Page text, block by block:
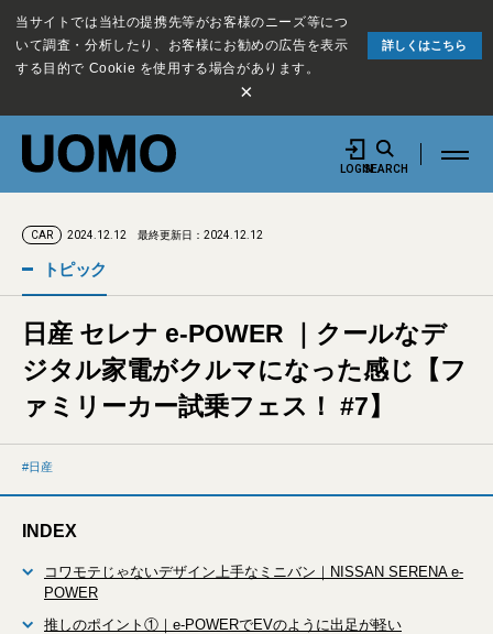
当サイトでは当社の提携先等がお客様のニーズ等につ
いて調査・分析したり、お客様にお勧めの広告を表示
する目的で Cookie を使用する場合があります。
詳しくはこちら
×
LOGINSEARCH
CAR 2024.12.12 最終更新日：2024.12.12
トピック
日産 セレナ e-POWER ｜クールなデ
ジタル家電がクルマになった感じ【フ
ァミリーカー試乗フェス！ #7】
日産
INDEX
コワモテじゃないデザイン上手なミニバン｜NISSAN SERENA e-
POWER
推しのポイント①｜e-POWERでEVのように出足が軽い